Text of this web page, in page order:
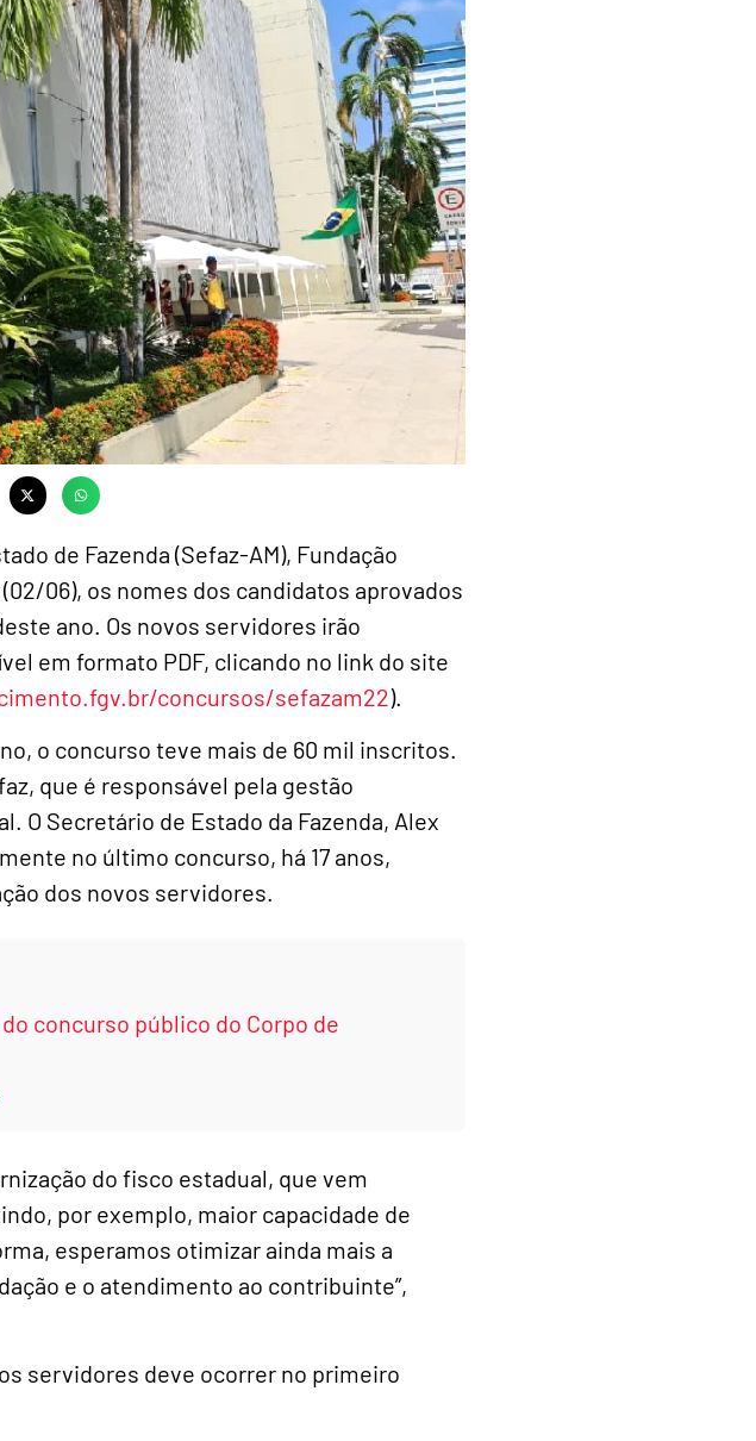
de Fazenda (Sefaz-AM), Fundação
06), os nomes dos candidatos aprovados
ano. Os novos servidores irão
em formato PDF, clicando no link do site
concursos/sefazam22).
o concurso teve mais de 60 mil inscritos.
que é responsável pela gestão
O Secretário de Estado da Fazenda, Alex
no último concurso, há 17 anos,
dos novos servidores.
concurso público do Corpo de
do fisco estadual, que vem
por exemplo, maior capacidade de
esperamos otimizar ainda mais a
e o atendimento ao contribuinte”,
servidores deve ocorrer no primeiro